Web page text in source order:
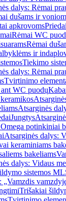
dalys: Rėmai
dušams ir
apkrovomsPriedai
Rėmai WC
Rėmai
ir
Tiekimo
dalys: Rėmai
Tvirtinimo
WC puodų
Atsarginės
Jungtys
potinkiniai
Atsarginės dalys:
keraminiams
bakeliams
dalys: Vidaus
sistemos ML
„Vamzdis
Trišakiai